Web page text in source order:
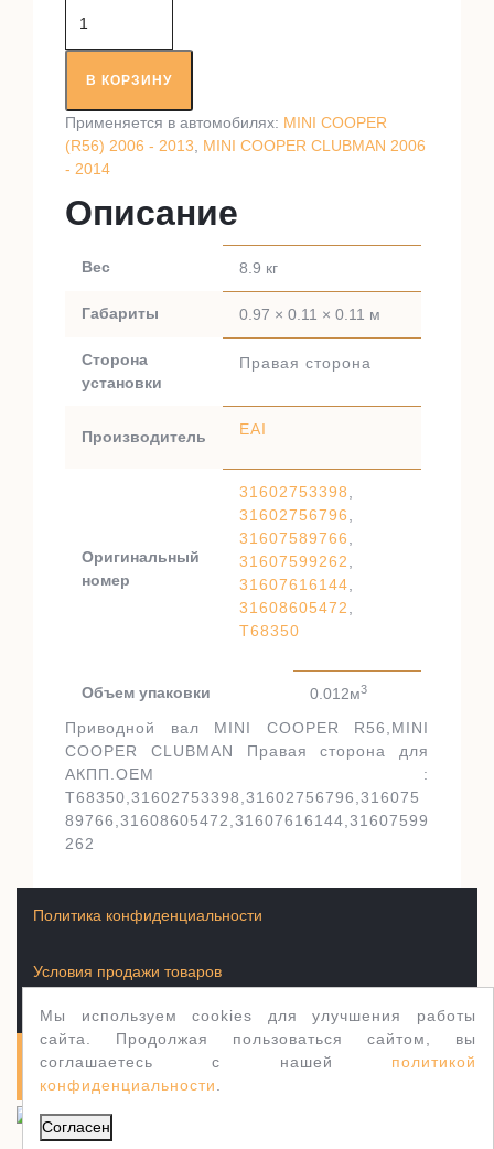
товара
Приводной
валВ КОРЗИНУ
Применяется в автомобилях: MINI COOPER
(R56) 2006 - 2013
MINI COOPER CLUBMAN 2006
- 2014
Описание
Вес 8.9 кг
Габариты 0.97 × 0.11 × 0.11 м
Сторона
установки
Правая сторона
Производитель EAI
Оригинальный
номер
31602753398
31602756796
31607589766
31607599262
31607616144
31608605472
T68350
Объем упаковки 0.012м3
Приводной вал MINI COOPER R56,MINI
COOPER CLUBMAN Правая сторона для
АКПП.OEM :
T68350,31602753398,31602756796,316075
89766,31608605472,31607616144,31607599
262
Мы используем cookies для улучшения работы
сайта. Продолжая пользоваться сайтом, вы
соглашаетесь с нашей политикой
конфиденциальности
Согласен
Условия продажи товаров
Политика конфиденциальности
Полуось.рф 2003-2026 WordPress тема Jewellery